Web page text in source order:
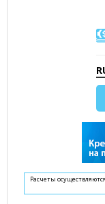
Расчеты